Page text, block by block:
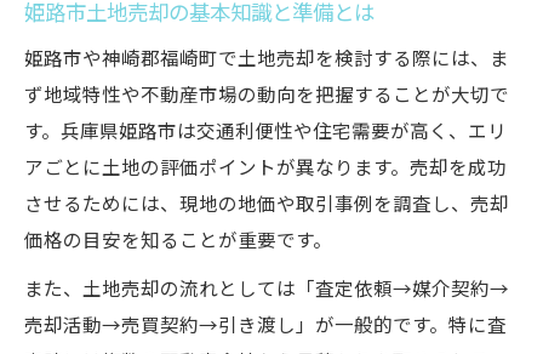
姫路市土地売却の成功ポイントを知ろう
姫路市の土地売却方法別メリット解説
姫路市土地売却で見落としやすい注意点
スムーズな売却を叶える姫路市のポイント
姫路市土地売却をスムーズ進めるコツ
姫路市土地売却でタイミングを見極める方
法
姫路市土地売却で信頼できる不動産選び
姫路市土地売却で交渉を有利に進める秘訣
姫路市土地売却の基本知識と準備とは
姫路市や神崎郡福崎町で土地売却を検討する際には、ま
ず地域特性や不動産市場の動向を把握することが大切で
す。兵庫県姫路市は交通利便性や住宅需要が高く、エリ
アごとに土地の評価ポイントが異なります。売却を成功
させるためには、現地の地価や取引事例を調査し、売却
価格の目安を知ることが重要です。
また、土地売却の流れとしては「査定依頼→媒介契約→
売却活動→売買契約→引き渡し」が一般的です。特に査